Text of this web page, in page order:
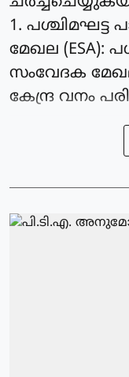
1. പശ്ചിമഘട്ട
മേഖല (ESA):
സംവേദക
കേന്ദ്ര വനം